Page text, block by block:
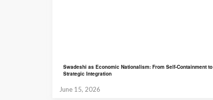
Swadeshi as Economic Nationalism: From Self-Containment to
Strategic Integration
June 15, 2026